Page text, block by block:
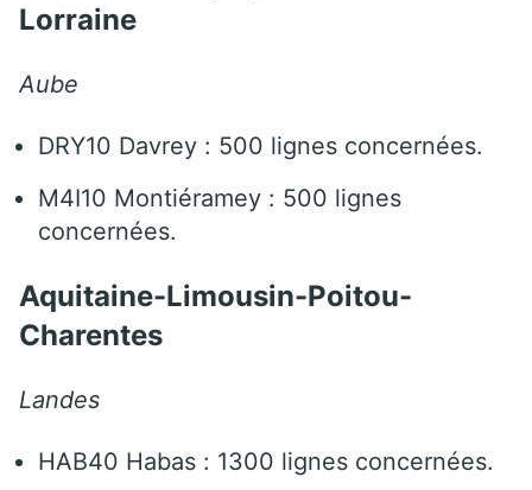
Lorraine
Aube
DRY10 Davrey : 500 lignes concernées.
M4I10 Montiéramey : 500 lignes
concernées.
Aquitaine-Limousin-Poitou-
Charentes
Landes
HAB40 Habas : 1300 lignes concernées.